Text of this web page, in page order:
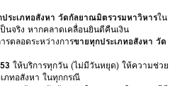
ระเภทอสังหา วัดกัลยาณมิตรวรมหาวิหารใน
นจริง หากคลาดเคลื่อนยินดีคืนเงิน
ตลอดระหว่างการขายทุกประเภทอสังหา วัด
ให้บริการทุกวัน (ไม่มีวันหยุด) ให้ความช่วย
ภทอสังหา ในทุกกรณี